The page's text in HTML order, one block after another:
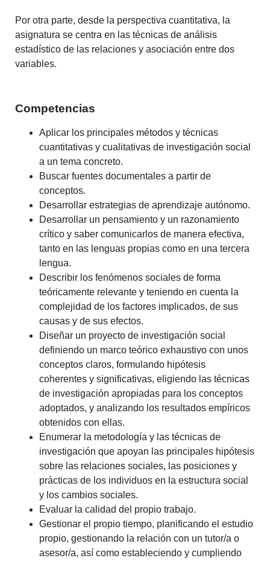
Por otra parte, desde la perspectiva cuantitativa, la
asignatura se centra en las técnicas de análisis
estadístico de las relaciones y asociación entre dos
variables.
Competencias
Aplicar los principales métodos y técnicas
cuantitativas y cualitativas de investigación social
a un tema concreto.
Buscar fuentes documentales a partir de
conceptos.
Desarrollar estrategias de aprendizaje autónomo.
Desarrollar un pensamiento y un razonamiento
crítico y saber comunicarlos de manera efectiva,
tanto en las lenguas propias como en una tercera
lengua.
Describir los fenómenos sociales de forma
teóricamente relevante y teniendo en cuenta la
complejidad de los factores implicados, de sus
causas y de sus efectos.
Diseñar un proyecto de investigación social
definiendo un marco teórico exhaustivo con unos
conceptos claros, formulando hipótesis
coherentes y significativas, eligiendo las técnicas
de investigación apropiadas para los conceptos
adoptados, y analizando los resultados empíricos
obtenidos con ellas.
Enumerar la metodología y las técnicas de
investigación que apoyan las principales hipótesis
sobre las relaciones sociales, las posiciones y
prácticas de los individuos en la estructura social
y los cambios sociales.
Evaluar la calidad del propio trabajo.
Gestionar el propio tiempo, planificando el estudio
propio, gestionando la relación con un tutor/a o
asesor/a, así como estableciendo y cumpliendo